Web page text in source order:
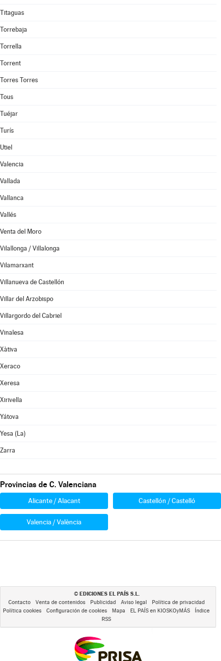
Titaguas
Torrebaja
Torrella
Torrent
Torres Torres
Tous
Tuéjar
Turís
Utiel
Valencia
Vallada
Vallanca
Vallés
Venta del Moro
Vilallonga / Villalonga
Vilamarxant
Villanueva de Castellón
Villar del Arzobispo
Villargordo del Cabriel
Vinalesa
Xàtiva
Xeraco
Xeresa
Xirivella
Yátova
Yesa (La)
Zarra
Provincias de C. Valenciana
Alicante / Alacant Castellón / Castelló
Valencia / València
© EDICIONES EL PAÍS S.L.
Contacto Venta de contenidos Publicidad Aviso legal
Política de privacidad
Política cookies
Configuración de cookies Mapa EL PAÍS en KIOSKOyMÁS
Índice
RSS